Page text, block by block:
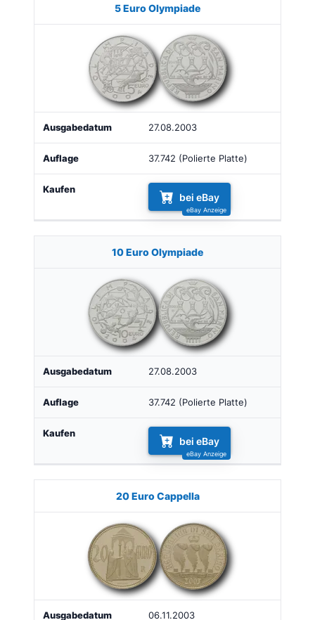
Ausgabe Auflage
5 Euro Olympiade
27.08.2003
37.742 (Polierte Platte)
bei eBay
10 Euro Olympiade
27.08.2003
37.742 (Polierte Platte)
bei eBay
20 Euro Cappella
06.11.2003